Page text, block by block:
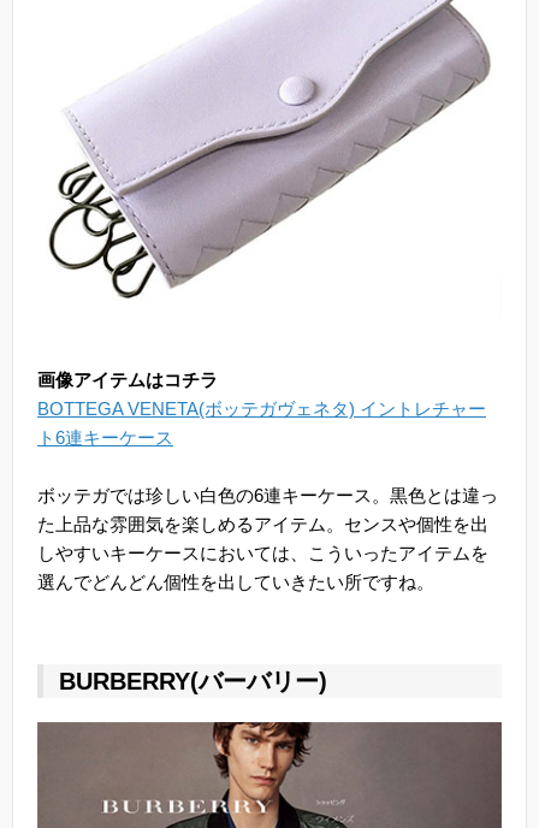
画像アイテムはコチラ
BOTTEGA VENETA(ボッテガヴェネタ) イントレチャー
ト6連キーケース
ボッテガでは珍しい白色の6連キーケース。黒色とは違っ
た上品な雰囲気を楽しめるアイテム。センスや個性を出
しやすいキーケースにおいては、こういったアイテムを
選んでどんどん個性を出していきたい所ですね。
BURBERRY(バーバリー)